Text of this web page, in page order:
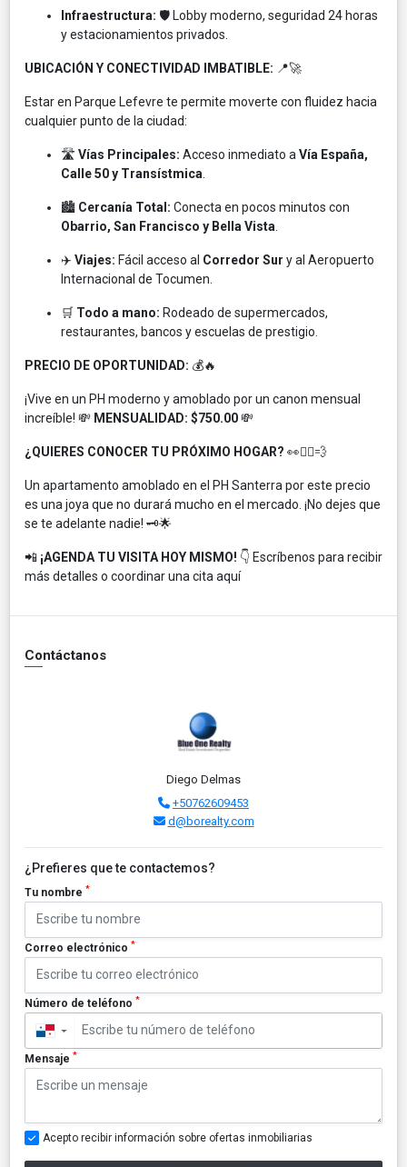
Infraestructura: 🛡️ Lobby moderno, seguridad 24 horas
y estacionamientos privados.
UBICACIÓN Y CONECTIVIDAD IMBATIBLE: 📍🚀
Estar en Parque Lefevre te permite moverte con fluidez hacia
cualquier punto de la ciudad:
🛣️ Vías Principales: Acceso inmediato a Vía España,
Calle 50 y Transístmica
🏙️ Cercanía Total: Conecta en pocos minutos con
Obarrio, San Francisco y Bella Vista
✈️ Viajes: Fácil acceso al Corredor Sur y al Aeropuerto
Internacional de Tocumen.
🛒 Todo a mano: Rodeado de supermercados,
restaurantes, bancos y escuelas de prestigio.
PRECIO DE OPORTUNIDAD: 💰🔥
¡Vive en un PH moderno y amoblado por un canon mensual
increíble! 💸 MENSUALIDAD: $750.00💸
¿QUIERES CONOCER TU PRÓXIMO HOGAR? 👀🏃‍♂️💨
Un apartamento amoblado en el PH Santerra por este precio
es una joya que no durará mucho en el mercado. ¡No dejes que
se te adelante nadie! 🗝️🌟
📲 ¡AGENDA TU VISITA HOY MISMO! 👇 Escríbenos para recibir
más detalles o coordinar una cita aquí
Contáctanos
Diego Delmas
+50762609453
d@borealty.com
¿Prefieres que te contactemos?
Tu nombre *
Correo electrónico *
Número de teléfono *
▼
Mensaje *
Acepto recibir información sobre ofertas inmobiliarias